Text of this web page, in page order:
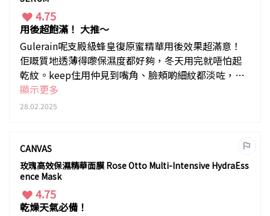
4.75
用後超飽滿！ 大推～
Gulerain呢支殿級蜂皇復原蜜精華用後效果超滿意！
佢嘅質地透薄得嚟保濕度都好夠，冬天用完就唔怕起
乾紋。keep住用仲見到嘴角、臉頰啲細紋都淡咗，塊
面睇落飽滿咗～ 果然係皇牌修復精華！
顯示更多
28.02.2025
CANVAS
玫瑰高效保濕精華面膜 Rose Otto Multi-Intensive HydraEss
ence Mask
4.75
乾燥天氣必備！